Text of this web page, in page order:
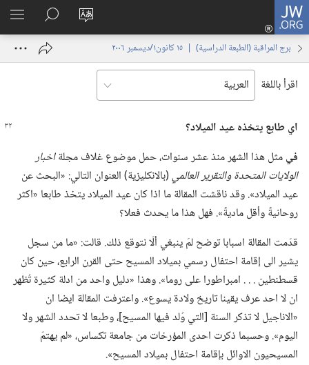
JW.ORG
تغيير
الموقع
تسجيل
الدخول
نافذة
البحث
في
JW.‎ORG
برج المراقبة (‏الطبعة الدراسية)‏ | ‏‎١٥‏ ‏‎كانون١/ديسمبر‏ ‎٢٠٠٦
اقرأ باللغة
اي طابع يتخذه عيد الميلاد؟‏
فيمثل هذا الشهر منذ عشر سنوات،‏ حمل موضوع غلاف مجلةاخبار
الولايات المتحدة والتقرير العالمي‏(‏بالانكليزية)‏ العنوان التالي:‏ «البحث عن
عيد الميلاد».‏ وقد ناقشت المقالة ما اذا كان عيد الميلاد يتخذ طابعا «اكثر
روحانيةً وأقل ماديةً».‏ فهل هذا ما يحدث فعلا؟‏
قدّمت المقالة اسبابا توضح لمَ ينبغي ألّا نتوقع ذلك.‏ قالت:‏ «ما من سجل
يشير الى إقامة احتفال رسمي بميلاد المسيح حتى القرن الرابع،‏ حين كان
قسطنطين .‏ .‏ .‏ امبراطورا على روما».‏ وهذا «دليل واحد من ادلة كثيرة تُظهر
ان لا احد عرف يقينا تاريخ ولادة يسوع».‏ واعترفت المقالة ايضا ان
«الاناجيل لا تذكر السنة [التي وُلد فيها المسيح]،‏ وطبعا لا تحدد الشهر ولا
اليوم».‏ وحسبما ذكرت احدى المؤرخات من جامعة تكساس،‏ «لم يهتمّ
المسيحيون الاوائل بإقامة احتفال بميلاد المسيح».‏